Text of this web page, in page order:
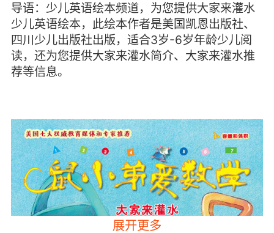
导语：少儿英语绘本频道，为您提供大家来灌水
少儿英语绘本，此绘本作者是美国凯恩出版社、
四川少儿出版社出版，适合3岁-6岁年龄少儿阅
读，还为您提供大家来灌水简介、大家来灌水推
荐等信息。
展开更多